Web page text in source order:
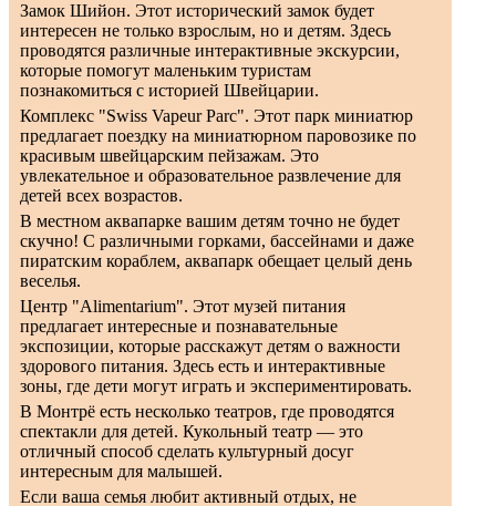
Замок Шийон. Этот исторический замок будет
интересен не только взрослым, но и детям. Здесь
проводятся различные интерактивные экскурсии,
которые помогут маленьким туристам
познакомиться с историей Швейцарии.
Комплекс "Swiss Vapeur Parc". Этот парк миниатюр
предлагает поездку на миниатюрном паровозике по
красивым швейцарским пейзажам. Это
увлекательное и образовательное развлечение для
детей всех возрастов.
В местном аквапарке вашим детям точно не будет
скучно! С различными горками, бассейнами и даже
пиратским кораблем, аквапарк обещает целый день
веселья.
Центр "Alimentarium". Этот музей питания
предлагает интересные и познавательные
экспозиции, которые расскажут детям о важности
здорового питания. Здесь есть и интерактивные
зоны, где дети могут играть и экспериментировать.
В Монтрё есть несколько театров, где проводятся
спектакли для детей. Кукольный театр — это
отличный способ сделать культурный досуг
интересным для малышей.
Если ваша семья любит активный отдых, не